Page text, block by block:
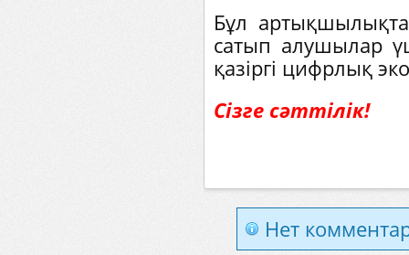
Бұл
сатып алушылар
қазіргі цифрлық
Сізге сәттілік!
Нет